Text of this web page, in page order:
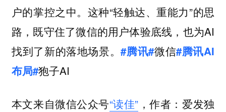
户的掌控之中。这种“轻触达、重能力”的思
路，既守住了微信的用户体验底线，也为AI
找到了新的落地场景。#腾讯#微信#腾讯AI
布局#狍子AI
本文来自微信公众号“读佳” ，作者：爱发独